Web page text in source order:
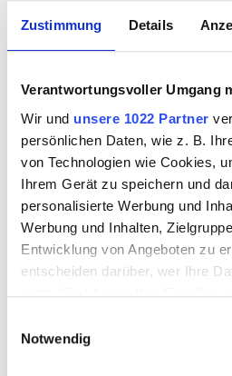
Zustimmung Details
Verantwortungsvoller Umgang
Wir und unsere 1022 Partner
persönlichen Daten, wie z. B.
von Technologien wie Cookies,
Ihrem Gerät zu speichern und
personalisierte Werbung und
Werbung und Inhalten,
Entwicklung von Angeboten zu
entscheiden darüber, wer Ihre
nutzt. Sie können Ihre
Trigger Symbol ändern oder
Notwendig
External Events
Impulse
Quick Start Guides
Arrange a visit
Magazines & Culture